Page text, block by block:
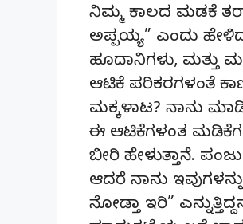
ನಿಮ್ಮ ಕಾಲದ ಮಡಕೆ
ಅಪ್ಪಯ್ಯ” ಎಂದು
ಹೂದಾನಿಗಳು, ಮತ್ತು
ಆಟಿಕೆ ಪರಿಕರಗಳಂತೆ
ಮಕ್ಕಳಾಟ? ನಾನು
ಈ ಆಟಿಕೆಗಳಂತ
ಬೀರಿ ಹೇಳುತ್ತಾನೆ.
ಆದರೆ ನಾನು
ನೋಡ್ತಾ ಇರಿ”